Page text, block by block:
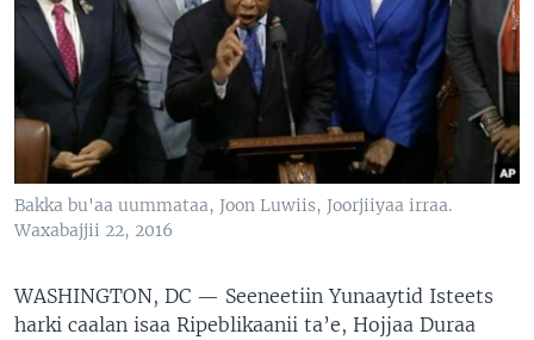
Bakka bu'aa uummataa, Joon Luwiis, Joorjiiyaa irraa.
Waxabajjii 22, 2016
WASHINGTON, DC — Seeneetiin Yunaaytid Isteets
harki caalan isaa Ripeblikaanii ta’e, Hojjaa Duraa